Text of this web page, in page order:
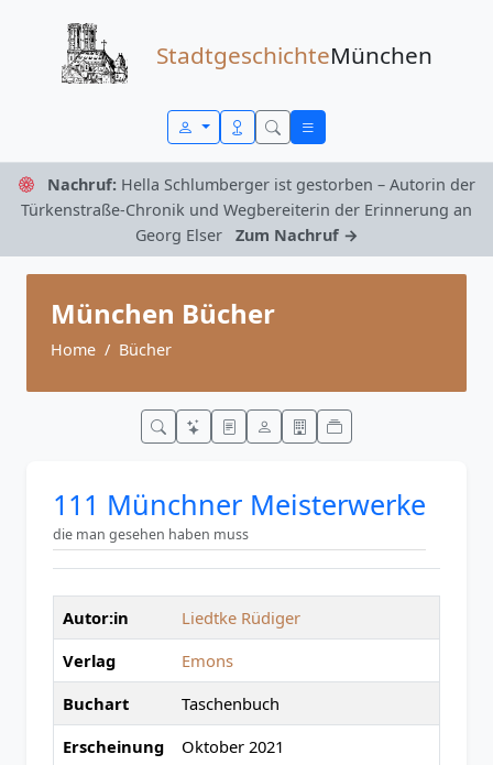
StadtgeschichteMünchen
Nachruf: Hella Schlumberger ist gestorben – Autorin der
Türkenstraße-Chronik und Wegbereiterin der Erinnerung an
Georg Elser
Zum Nachruf →
München Bücher
Home Bücher
111 Münchner Meisterwerke
die man gesehen haben muss
Autor:in
Liedtke Rüdiger
Verlag
Emons
Buchart
Taschenbuch
Erscheinung
Oktober 2021